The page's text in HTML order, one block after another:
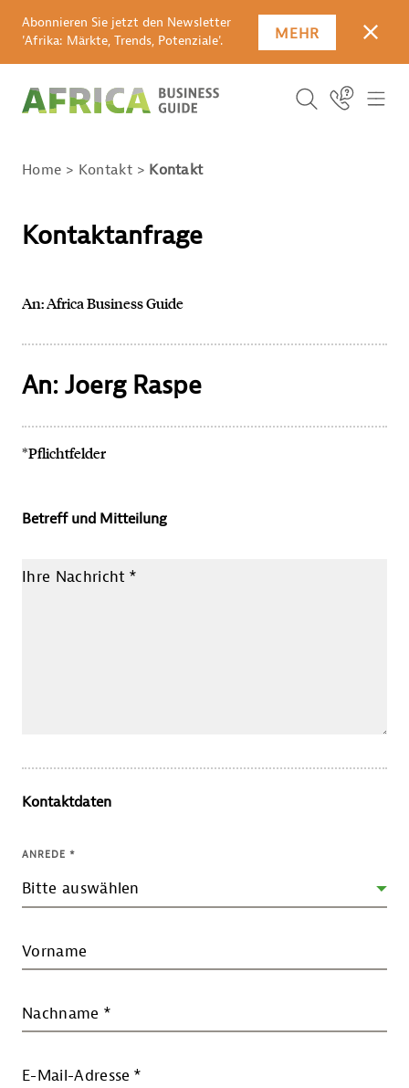
Abonnieren Sie jetzt den Newsletter
'Afrika: Märkte, Trends, Potenziale'.
MEHR
ICON
Suchbegriff
SUCHEN
Icon Link
Home Kontakt Kontakt
Kontaktanfrage
An: Africa Business Guide
An: Joerg Raspe
*Pflichtfelder
Betreff und Mitteilung
Ihre Nachricht *
Kontaktdaten
ANREDE *
Vorname
Nachname *
E-Mail-Adresse *